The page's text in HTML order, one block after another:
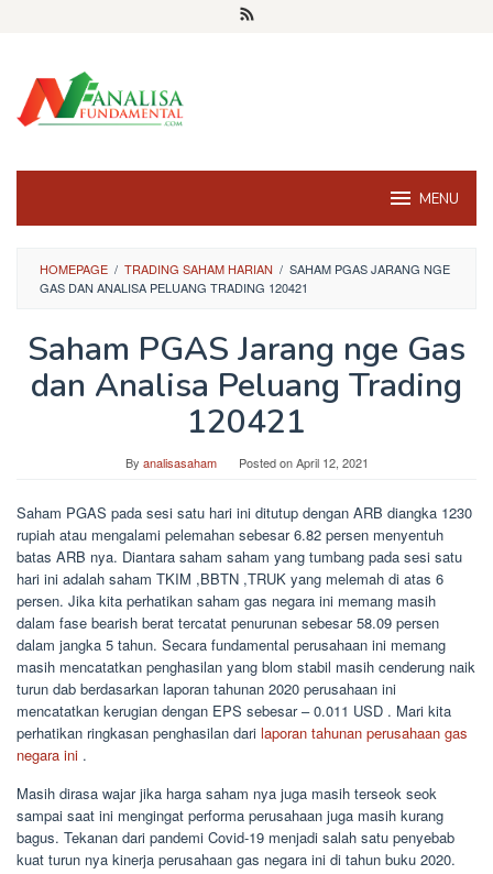
MENU
HOMEPAGE / TRADING SAHAM HARIAN / SAHAM PGAS JARANG NGE
GAS DAN ANALISA PELUANG TRADING 120421
Saham PGAS Jarang nge Gas
dan Analisa Peluang Trading
120421
By analisasaham Posted onApril 12, 2021
Saham PGAS pada sesi satu hari ini ditutup dengan ARB diangka 1230
rupiah atau mengalami pelemahan sebesar 6.82 persen menyentuh
batas ARB nya. Diantara saham saham yang tumbang pada sesi satu
hari ini adalah saham TKIM ,BBTN ,TRUK yang melemah di atas 6
persen. Jika kita perhatikan saham gas negara ini memang masih
dalam fase bearish berat tercatat penurunan sebesar 58.09 persen
dalam jangka 5 tahun. Secara fundamental perusahaan ini memang
masih mencatatkan penghasilan yang blom stabil masih cenderung naik
turun dab berdasarkan laporan tahunan 2020 perusahaan ini
mencatatkan kerugian dengan EPS sebesar – 0.011 USD . Mari kita
perhatikan ringkasan penghasilan dari laporan tahunan perusahaan gas
negara ini .
Masih dirasa wajar jika harga saham nya juga masih terseok seok
sampai saat ini mengingat performa perusahaan juga masih kurang
bagus. Tekanan dari pandemi Covid-19 menjadi salah satu penyebab
kuat turun nya kinerja perusahaan gas negara ini di tahun buku 2020.